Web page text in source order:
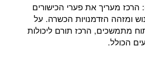
הרכז מעריך את פערי הכישורים
ומזהה הזדמנויות הכשרה. על
מתמשכים, הרכז תורם ליכולות
הכולל.